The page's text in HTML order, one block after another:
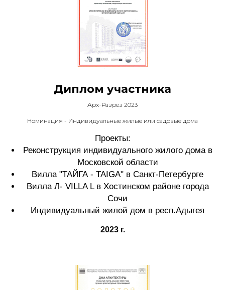
Диплом участника
Арх-Разрез 2023
Номинация - Индивидуальные жилые или садовые дома
Проекты:
Реконструкция индивидуального жилого дома в
Московской области
Вилла "ТАЙГА - TAIGA" в Санкт-Петербурге
Вилла Л- VILLA L в Хостинском районе города
Сочи
Индивидуальный жилой дом в респ.Адыгея
2023 г.